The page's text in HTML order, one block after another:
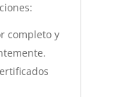
completo y